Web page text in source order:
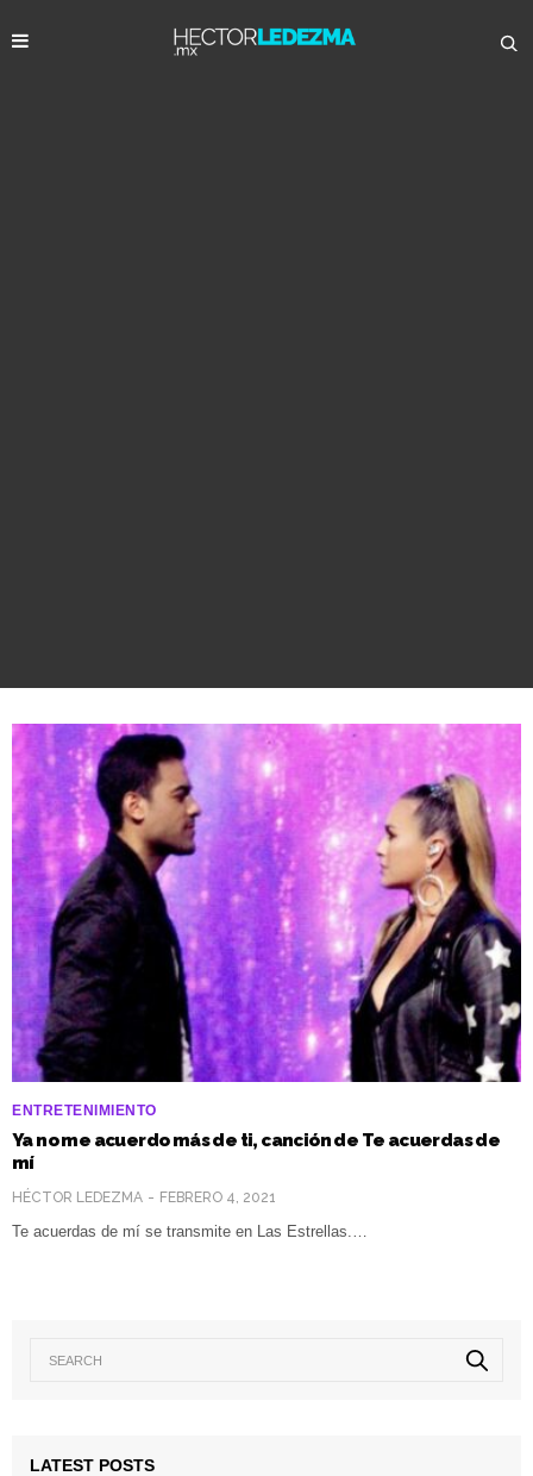
ENTRETENIMIENTO
Ya no me acuerdo más de ti, canción de Te acuerdas de
mí
HÉCTOR LEDEZMA FEBRERO 4, 2021
Te acuerdas de mí se transmite en Las Estrellas.…
LATEST POSTS